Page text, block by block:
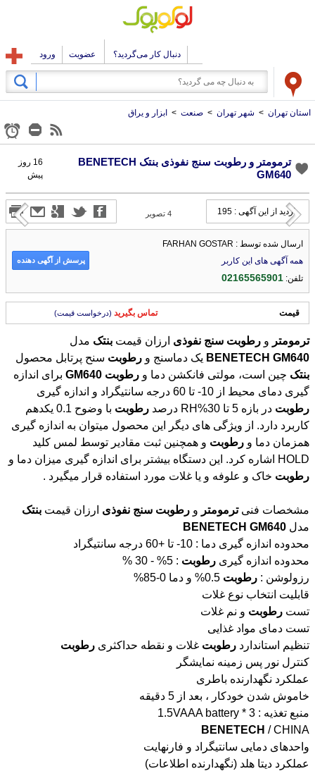
دنبال کار می‌گردید؟ عضویت ورود
استان تهران > شهر تهران > صنعت > ابزار و یراق
ترمومتر و رطوبت سنج نفوذی بنتک BENETECH
GM640
16 روز
پیش
4 تصویر بازدید از این آگهی : 195
ارسال شده توسط : FARHAN GOSTAR
همه آگهی های این کاربر
تلفن:02165565901
پرسش از آگهی دهنده
قیمت تماس بگیرید (درخواست قیمت)
ترمومتر و رطوبت سنج نفوذی ارزان قیمت بنتک مدل
BENETECH GM640 یک دماسنج و رطوبت سنح پرتابل محصول
بنتک چین است، مولتی فانکشن دما و رطوبت GM640 برای اندازه
گیری دمای محیط از 10- تا 60 درجه سانتیگراد و اندازه گیری
رطوبت در بازه 5 تا 30%RH درصد رطوبت با وضوح 0.1 یکدهم
کاربرد دارد. از ویژگی های دیگر این محصول میتوان به اندازه گیری
همزمان دما و رطوبت و همچنین ثبت مقادیر توسط لمس کلید
HOLD اشاره کرد. این دستگاه بیشتر برای اندازه گیری میزان دما و
رطوبت خاک و علوفه و یا غلات مورد استفاده قرار میگیرد .
مشخصات فنیترمومتر و رطوبت سنج نفوذی ارزان قیمت بنتک
مدل
BENETECH GM640
محدوده اندازه گیری دما : 10- تا +60 درجه سانتیگراد
محدوده اندازه گیری رطوبت : 5% - 30 %
رزولوشن : رطوبت
قابلیت انتخاب نوع غلات
تست رطوبت و نم غلات
تست دمای مواد غذایی
تنظیم استاندارد رطوبت غلات و نقطه حداکثری رطوبت
کنترل نور پس زمینه نمایشگر
عملکرد نگهدارنده باطری
خاموش شدن خودکار ، بعد از 5 دقیقه
منبع تغذیه : 3 * 1.5VAAA battery
BENETECH / CHINA
واحدهای دمایی سانتیگراد و فارنهایت
عملکرد دیتا هلد (نگهدارنده اطلاعات)